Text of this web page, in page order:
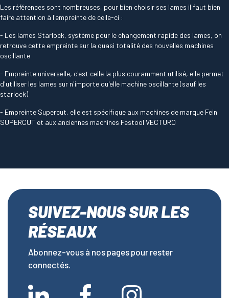
Les références sont nombreuses, pour bien choisir ses lames il faut bien
faire attention à l'empreinte de celle-ci :
- Les lames Starlock, système pour le changement rapide des lames, on
retrouve cette empreinte sur la quasi totalité des nouvelles machines
oscillante
- Empreinte universelle, c'est celle la plus couramment utilisé, elle permet
d'utiliser les lames sur n'importe qu'elle machine oscillante (sauf les
starlock)
- Empreinte Supercut, elle est spécifique aux machines de marque Fein
SUPERCUT et aux anciennes machines Festool VECTURO
SUIVEZ-NOUS SUR LES
RÉSEAUX
Abonnez-vous à nos pages pour rester
connectés.